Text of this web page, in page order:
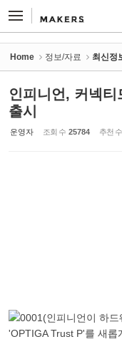
Home 정보/자료 최신정
인피니언, 커넥
출시
운영자 조회 수 25784 추천 수